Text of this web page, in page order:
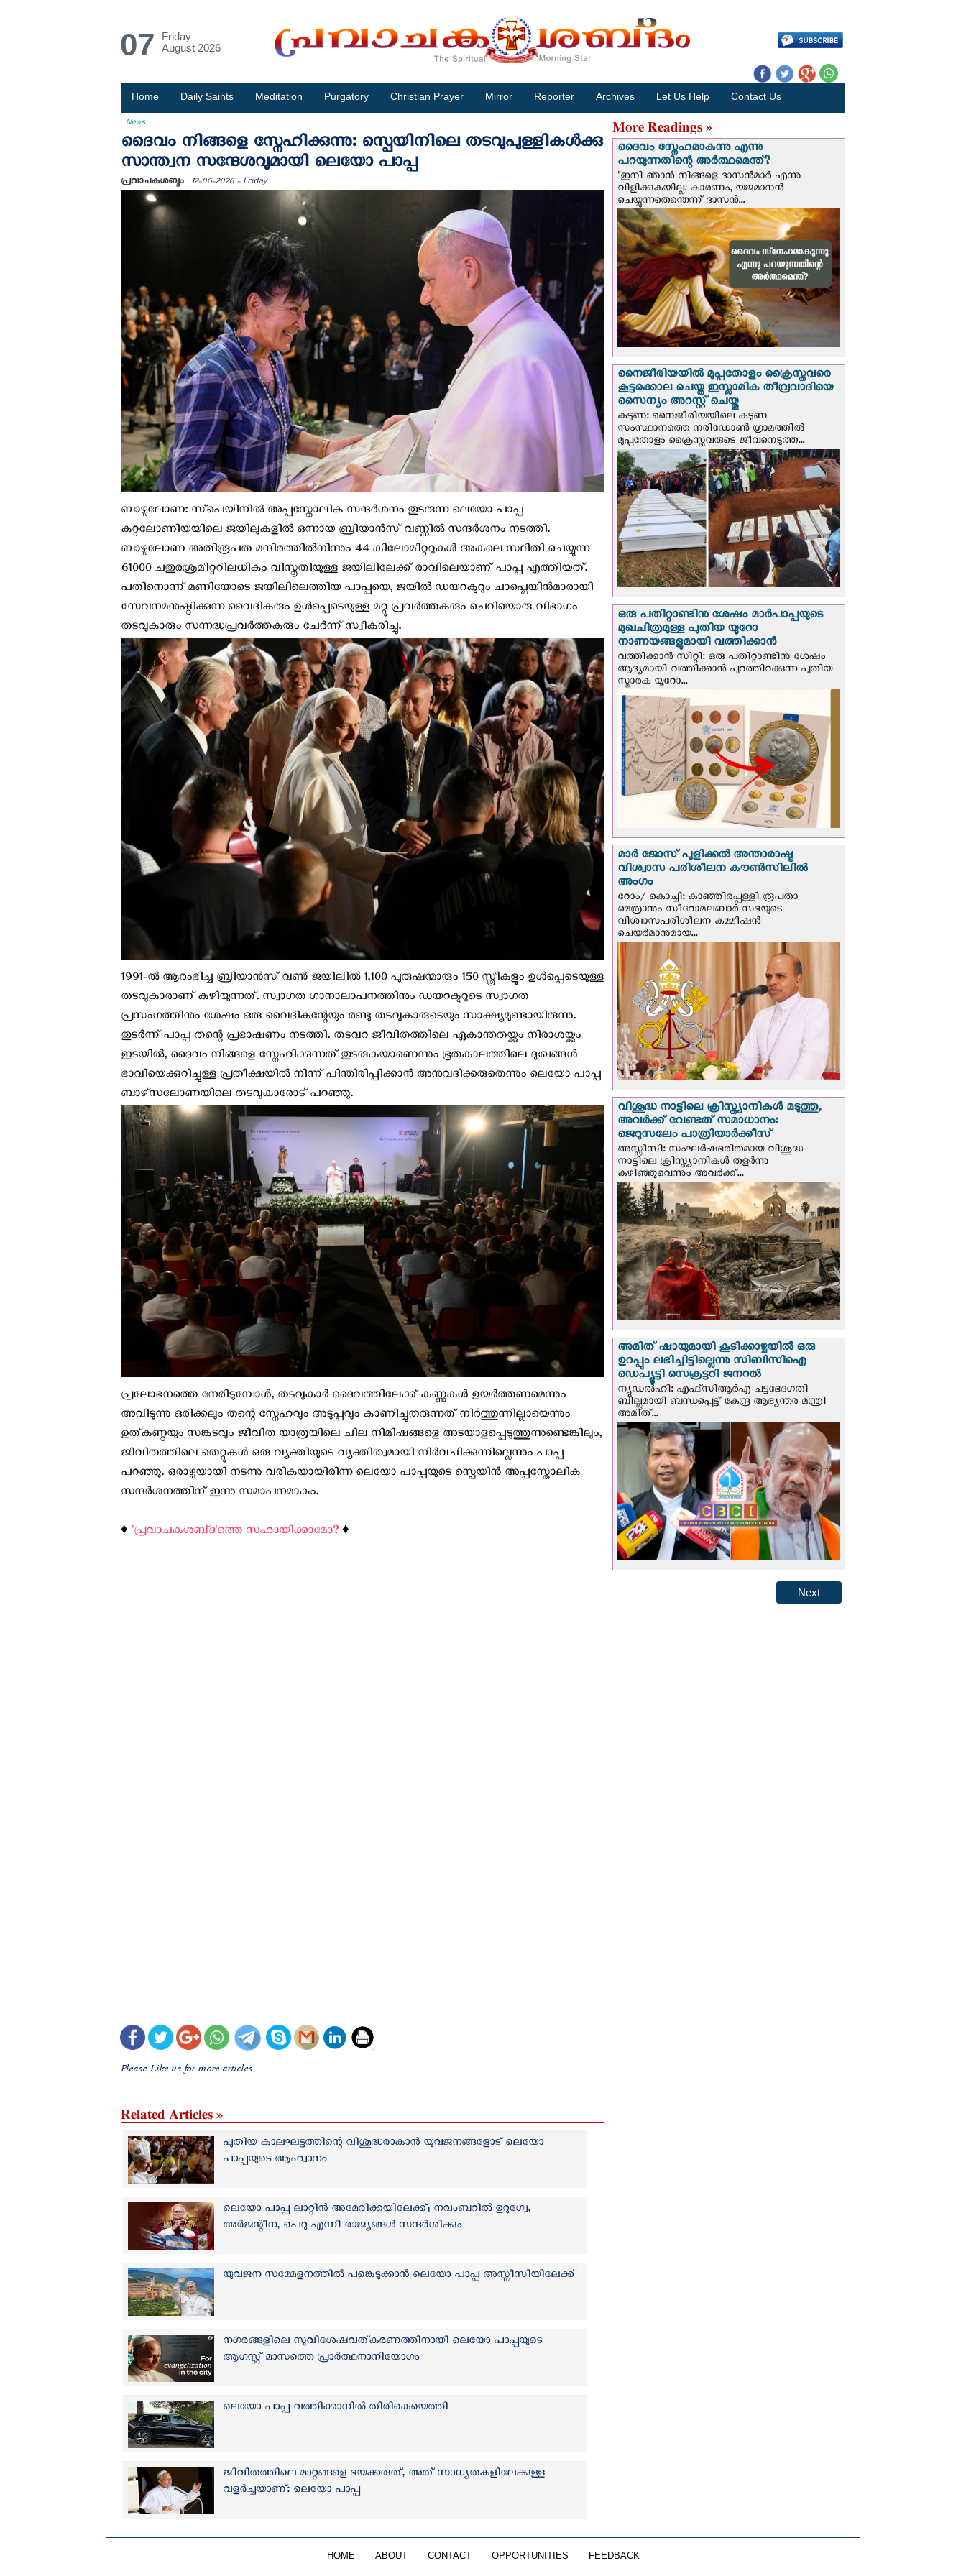
07
Friday
August 2026
Home Daily Saints Meditation Purgatory Christian Prayer Mirror Reporter Archives Let Us Help Contact Us
News
ദൈവം നിങ്ങളെ സ്നേഹിക്കുന്നു: സ്പെയിനിലെ തടവുപുള്ളികള്‍ക്കു
സാന്ത്വന സന്ദേശവുമായി ലെയോ പാപ്പ
പ്രവാചകശബ്ദം 12-06-2026 - Friday
ബാഴ്സലോണ: സ്‌പെയിനില്‍ അപ്പസ്തോലിക സന്ദർശനം തുടരുന്ന ലെയോ പാപ്പ
കറ്റലോണിയയിലെ ജയിലുകളിൽ ഒന്നായ ബ്രിയാൻസ്‌ വണ്ണില്‍ സന്ദര്‍ശനം നടത്തി.
ബാഴ്സലോണ അതിരൂപത മന്ദിരത്തിൽനിന്നും 44 കിലോമീറ്ററുകൾ അകലെ സ്ഥിതി ചെയ്യുന്ന
61000 ചതുരശ്രമീറ്ററിലധികം വിസ്തൃതിയുള്ള ജയിലിലേക്ക് രാവിലെയാണ് പാപ്പ എത്തിയത്.
പതിനൊന്ന് മണിയോടെ ജയിലിലെത്തിയ പാപ്പയെ, ജയിൽ ഡയറക്ടറും ചാപ്ലെയിൻമാരായി
സേവനമനുഷ്ഠിക്കുന്ന വൈദികരും ഉള്‍പ്പെടെയുള്ള മറ്റു പ്രവർത്തകരും ചെറിയൊരു വിഭാഗം
തടവുകാരും സന്നദ്ധപ്രവർത്തകരും ചേർന്ന് സ്വീകരിച്ചു.
1991-ൽ ആരംഭിച്ച ബ്രിയാൻസ്‌ വണ്‍ ജയിലില്‍ 1,100 പുരുഷന്മാരും 150 സ്ത്രീകളും ഉള്‍പ്പെടെയുള്ള
തടവുകാരാണ് കഴിയുന്നത്. സ്വാഗത ഗാനാലാപനത്തിനും ഡയറക്ടറുടെ സ്വാഗത
പ്രസംഗത്തിനും ശേഷം ഒരു വൈദികന്റേയും രണ്ടു തടവുകാരുടെയും സാക്ഷ്യമുണ്ടായിരുന്നു.
തുടർന്ന് പാപ്പ തന്റെ പ്രഭാഷണം നടത്തി. തടവറ ജീവിതത്തിലെ ഏകാന്തതയ്ക്കും നിരാശയ്ക്കും
ഇടയിൽ, ദൈവം നിങ്ങളെ സ്നേഹിക്കുന്നത് തുടരുകയാണെന്നും ഭൂതകാലത്തിലെ ദുഃഖങ്ങൾ
ഭാവിയെക്കുറിച്ചുള്ള പ്രതീക്ഷയിൽ നിന്ന് പിന്തിരിപ്പിക്കാൻ അനുവദിക്കരുതെന്നും ലെയോ പാപ്പ
ബാഴ്‌സലോണയിലെ തടവുകാരോട് പറഞ്ഞു.
പ്രലോഭനത്തെ നേരിടുമ്പോൾ, തടവുകാർ ദൈവത്തിലേക്ക് കണ്ണുകൾ ഉയർത്തണമെന്നും
അവിടുന്നു ഒരിക്കലും തന്റെ സ്നേഹവും അടുപ്പവും കാണിച്ചുതരുന്നത് നിർത്തുന്നില്ലായെന്നും
ഉത്കണ്ഠയും സങ്കടവും ജീവിത യാത്രയിലെ ചില നിമിഷങ്ങളെ അടയാളപ്പെടുത്തുന്നുണ്ടെങ്കിലും,
ജീവിതത്തിലെ തെറ്റുകൾ ഒരു വ്യക്തിയുടെ വ്യക്തിത്വമായി നിർവചിക്കുന്നില്ലെന്നും പാപ്പ
പറഞ്ഞു. ഒരാഴ്ചയായി നടന്നു വരികയായിരിന്ന ലെയോ പാപ്പയുടെ സ്പെയിന്‍ അപ്പസ്തോലിക
സന്ദര്‍ശനത്തിന് ഇന്നു സമാപനമാകും.
♦️ 'പ്രവാചകശബ്‌ദ'ത്തെ സഹായിക്കാമോ?♦️
Please Like us for more articles
Related Articles »
പുതിയ കാലഘട്ടത്തിന്റെ വിശുദ്ധരാകാന്‍ യുവജനങ്ങളോട് ലെയോ
പാപ്പയുടെ ആഹ്വാനം
ലെയോ പാപ്പ ലാറ്റിൻ അമേരിക്കയിലേക്ക്; നവംബറില്‍ ഉറുഗ്വേ,
അർജന്റീന, പെറു എന്നീ രാജ്യങ്ങള്‍ സന്ദര്‍ശിക്കും
യുവജന സമ്മേളനത്തില്‍ പങ്കെടുക്കാന്‍ ലെയോ പാപ്പ അസ്സീസിയിലേക്ക്
നഗരങ്ങളിലെ സുവിശേഷവത്കരണത്തിനായി ലെയോ പാപ്പയുടെ
ആഗസ്റ്റ് മാസത്തെ പ്രാര്‍ത്ഥനാനിയോഗം
ലെയോ പാപ്പ വത്തിക്കാനിൽ തിരികെയെത്തി
ജീവിതത്തിലെ മാറ്റങ്ങളെ ഭയക്കരുത്, അത് സാധ്യതകളിലേക്കുള്ള
വളർച്ചയാണ്: ലെയോ പാപ്പ
More Readings »
ദൈവം സ്നേഹമാകുന്നു എന്നു
പറയുന്നതിന്റെ അർത്ഥമെന്ത്?
"ഇനി ഞാന്‍ നിങ്ങളെ ദാസന്‍മാര്‍ എന്നു
വിളിക്കുകയില്ല. കാരണം, യജമാനന്‍
ചെയ്യുന്നതെന്തെന്ന് ദാസന്‍...
നൈജീരിയയില്‍ മുപ്പതോളം ക്രൈസ്തവരെ
കൂട്ടക്കൊല ചെയ്ത ഇസ്ലാമിക തീവ്രവാദിയെ
സൈന്യം അറസ്റ്റ് ചെയ്തു
കടുണ: നൈജീരിയയിലെ കടുണ
സംസ്ഥാനത്തെ നരിഡോൺ ഗ്രാമത്തിൽ
മുപ്പതോളം ക്രൈസ്തവരുടെ ജീവനെടുത്ത...
ഒരു പതിറ്റാണ്ടിനു ശേഷം മാർപാപ്പയുടെ
മുഖചിത്രമുള്ള പുതിയ യൂറോ
നാണയങ്ങളുമായി വത്തിക്കാന്‍
വത്തിക്കാന്‍ സിറ്റി: ഒരു പതിറ്റാണ്ടിനു ശേഷം
ആദ്യമായി വത്തിക്കാൻ പുറത്തിറക്കുന്ന പുതിയ
സ്മാരക യൂറോ...
മാർ ജോസ് പുളിക്കൽ അന്താരാഷ്ട്ര
വിശ്വാസ പരിശീലന കൗൺസിലിൽ
അംഗം
റോം/ കൊച്ചി: കാഞ്ഞിരപ്പള്ളി രൂപതാ
മെത്രാനും സീറോമലബാർ സഭയുടെ
വിശ്വാസപരിശീലന കമ്മീഷൻ
ചെയർമാനുമായ...
വിശുദ്ധ നാട്ടിലെ ക്രിസ്ത്യാനികൾ മടുത്തു,
അവർക്ക് വേണ്ടത് സമാധാനം:
ജെറുസലേം പാത്രിയാര്‍ക്കീസ്
അസ്സീസി: സംഘര്‍ഷഭരിതമായ വിശുദ്ധ
നാട്ടിലെ ക്രിസ്ത്യാനികൾ തളര്‍ന്നു
കഴിഞ്ഞുവെന്നും അവർക്ക്...
അമിത് ഷായുമായി കൂടിക്കാഴ്ചയില്‍ ഒരു
ഉറപ്പും ലഭിച്ചിട്ടില്ലെന്നു സിബിസിഐ
ഡെപ്യൂട്ടി സെക്രട്ടറി ജനറല്‍
ന്യൂഡല്‍ഹി: എഫ്‌സിആര്‍എ ചട്ടഭേദഗതി
ബില്ലുമായി ബന്ധപ്പെട്ട് കേന്ദ്ര ആഭ്യന്തര മന്ത്രി
അമിത്...
Next
HOME ABOUT CONTACT OPPORTUNITIES FEEDBACK